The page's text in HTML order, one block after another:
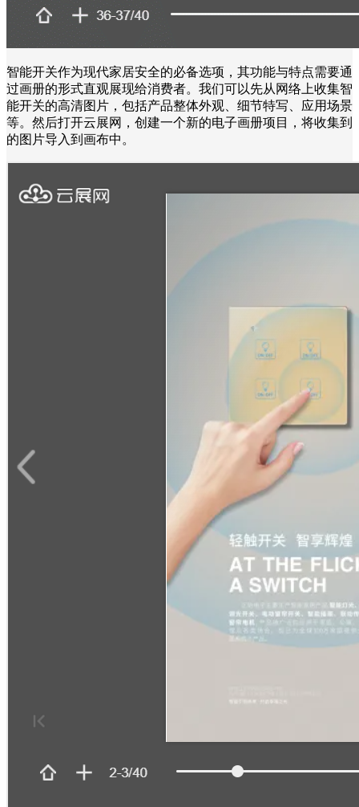
智能开关作为现代家居安全的必备选项，其功能与特点需要通
过画册的形式直观展现给消费者。我们可以先从网络上收集智
能开关的高清图片，包括产品整体外观、细节特写、应用场景
等。然后打开云展网，创建一个新的电子画册项目，将收集到
的图片导入到画布中。